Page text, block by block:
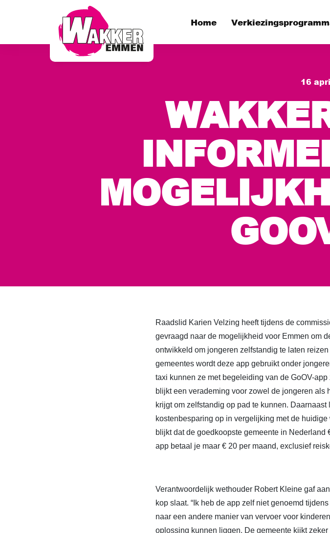
Home
Wat hebben we
16
Raadslid Karien Velzing heeft tijdens de
gevraagd naar de mogelijkheid voor Emmen om
ontwikkeld om jongeren zelfstandig te laten
gemeentes wordt deze app gebruikt onder
taxi kunnen ze met begeleiding van de GoOV-
blijkt een verademing voor zowel de jongeren
krijgt om zelfstandig op pad te kunnen.
kostenbesparing op in vergelijking met de
blijkt dat de goedkoopste gemeente in
app betaal je maar € 20 per maand, exclusief
Verantwoordelijk wethouder Robert Kleine gaf
kop slaat. “Ik heb de app zelf niet genoemd
naar een andere manier van vervoer voor
oplossing kunnen liggen. De gemeente kijkt